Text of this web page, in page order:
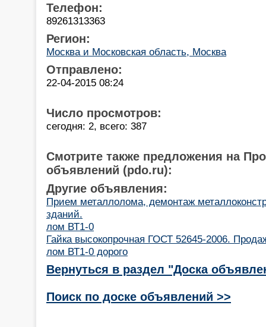
Телефон:
89261313363
Регион:
Москва и Московская область, Москва
Отправлено:
22-04-2015 08:24
Число просмотров:
сегодня: 2, всего: 387
Смотрите также предложения на
объявлений (pdo.ru):
Другие объявления:
Прием металлолома, демонтаж
зданий.
лом ВТ1-0
Гайка высокопрочная ГОСТ 52645-2006.
лом ВТ1-0 дорого
Вернуться в раздел "Доска
Поиск по доске объявлений >>